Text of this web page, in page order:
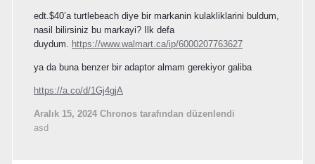
edt.$40’a turtlebeach diye bir markanin kulakliklarini buldum,
nasil bilirsiniz bu markayi? Ilk defa
duydum. https://www.walmart.ca/ip/6000207763627
ya da buna benzer bir adaptor almam gerekiyor galiba
https://a.co/d/1Gj4gjA
Aralık 15, 2024 Chronos tarafından düzenlendi
asd